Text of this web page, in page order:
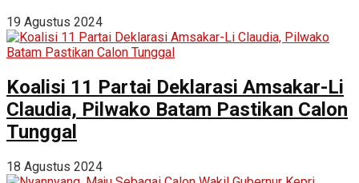
19 Agustus 2024
Koalisi 11 Partai Deklarasi Amsakar-Li
Claudia, Pilwako Batam Pastikan Calon
Tunggal
18 Agustus 2024